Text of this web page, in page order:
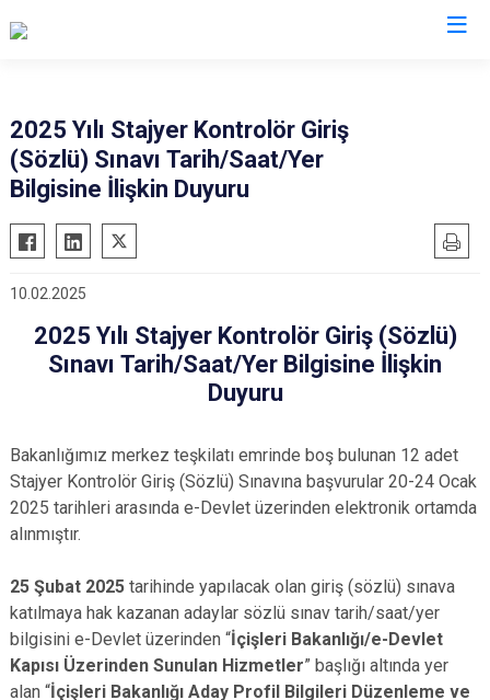
2025 Yılı Stajyer Kontrolör Giriş
(Sözlü) Sınavı Tarih/Saat/Yer
Bilgisine İlişkin Duyuru
10.02.2025
2025 Yılı Stajyer Kontrolör Giriş (Sözlü)
Sınavı Tarih/Saat/Yer Bilgisine İlişkin
Duyuru
Bakanlığımız merkez teşkilatı emrinde boş bulunan 12 adet
Stajyer Kontrolör Giriş (Sözlü) Sınavına başvurular 20-24 Ocak
2025 tarihleri arasında e-Devlet üzerinden elektronik ortamda
alınmıştır.
25 Şubat 2025 tarihinde yapılacak olan giriş (sözlü) sınava
katılmaya hak kazanan adaylar sözlü sınav tarih/saat/yer
bilgisini e-Devlet üzerinden “İçişleri Bakanlığı/e-Devlet
Kapısı Üzerinden Sunulan Hizmetler” başlığı altında yer
alan “İçişleri Bakanlığı Aday Profil Bilgileri Düzenleme ve